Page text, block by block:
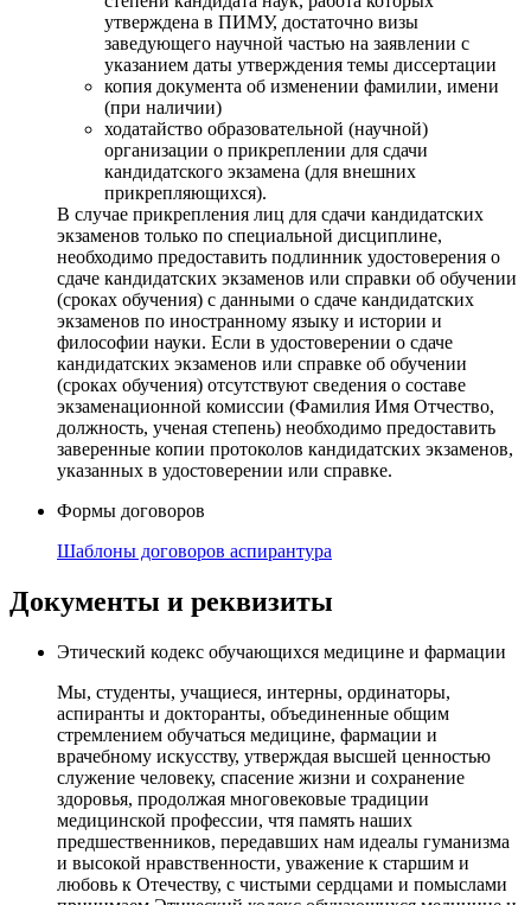
утверждена в ПИМУ, достаточно визы
заведующего научной частью на заявлении с
указанием даты утверждения темы диссертации
копия документа об изменении фамилии, имени
(при наличии)
ходатайство образовательной (научной)
организации о прикреплении для сдачи
кандидатского экзамена (для внешних
прикрепляющихся).
В случае прикрепления лиц для сдачи кандидатских
экзаменов только по специальной дисциплине,
необходимо предоставить подлинник удостоверения о
сдаче кандидатских экзаменов или справки об обучении
(сроках обучения) с данными о сдаче кандидатских
экзаменов по иностранному языку и истории и
философии науки. Если в удостоверении о сдаче
кандидатских экзаменов или справке об обучении
(сроках обучения) отсутствуют сведения о составе
экзаменационной комиссии (Фамилия Имя Отчество,
должность, ученая степень) необходимо предоставить
заверенные копии протоколов кандидатских экзаменов,
указанных в удостоверении или справке.
Формы договоров
Шаблоны договоров аспирантура
Документы и реквизиты
Этический кодекс обучающихся медицине и фармации
Мы, студенты, учащиеся, интерны, ординаторы,
аспиранты и докторанты, объединенные общим
стремлением обучаться медицине, фармации и
врачебному искусству, утверждая высшей ценностью
служение человеку, спасение жизни и сохранение
здоровья, продолжая многовековые традиции
медицинской профессии, чтя память наших
предшественников, передавших нам идеалы гуманизма
и высокой нравственности, уважение к старшим и
любовь к Отечеству, с чистыми сердцами и помыслами